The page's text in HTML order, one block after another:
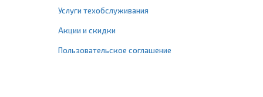
Услуги техобслуживания
Акции и скидки
Пользовательское соглашение